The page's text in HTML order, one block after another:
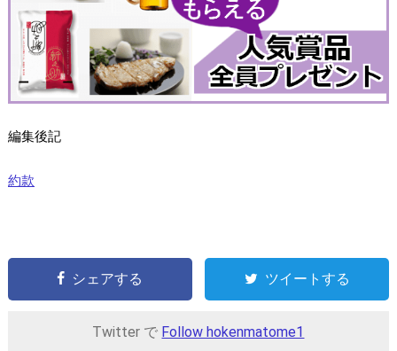
編集後記
約款
シェアする ツイートする
Twitter で Follow hokenmatome1